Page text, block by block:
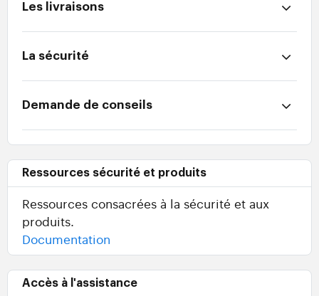
Les livraisons
La sécurité
Demande de conseils
Ressources sécurité et produits
Ressources consacrées à la sécurité et aux
produits.
Documentation
Accès à l'assistance